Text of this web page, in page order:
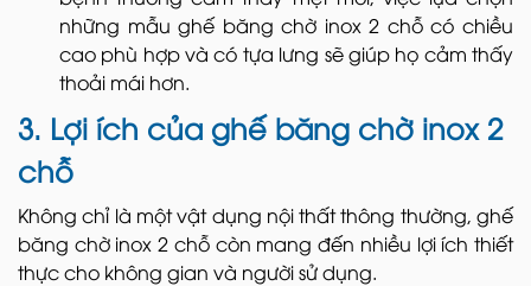
những mẫu ghế băng chờ inox 2 chỗ có chiều
cao phù hợp và có tựa lưng sẽ giúp họ cảm thấy
thoải mái hơn.
3. Lợi ích của ghế băng chờ inox 2
chỗ
Không chỉ là một vật dụng nội thất thông thường, ghế
băng chờ inox 2 chỗ còn mang đến nhiều lợi ích thiết
thực cho không gian và người sử dụng.